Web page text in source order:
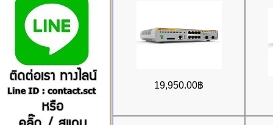
19,950.00฿